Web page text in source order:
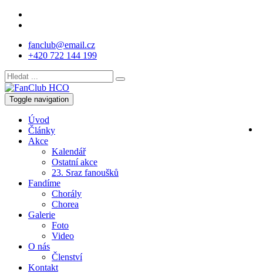
fanclub@email.cz
+420 722 144 199
Toggle navigation
Úvod
Články
Akce
Kalendář
Ostatní akce
23. Sraz fanoušků
Fandíme
Chorály
Chorea
Galerie
Foto
Video
O nás
Členství
Kontakt